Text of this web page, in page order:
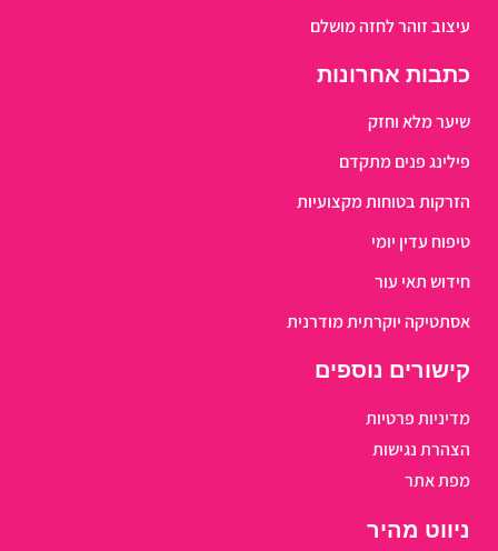
ניווט מהיר
קישורים נוספים
מדיניות פרטיות
הצהרת נגישות
מפת אתר
כתבות אחרונות
שיער מלא וחזק
פילינג פנים מתקדם
הזרקות בטוחות מקצועיות
טיפוח עדין יומי
חידוש תאי עור
אסתטיקה יוקרתית מודרנית
עיצוב זוהר לחזה מושלם